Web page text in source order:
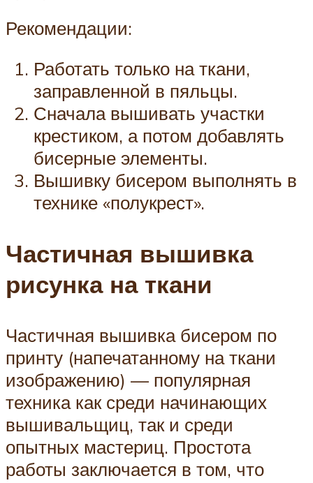
Рекомендации:
Работать только на ткани,
заправленной в пяльцы.
Сначала вышивать участки
крестиком, а потом добавлять
бисерные элементы.
Вышивку бисером выполнять в
технике «полукрест».
Частичная вышивка
рисунка на ткани
Частичная вышивка бисером по
принту (напечатанному на ткани
изображению) — популярная
техника как среди начинающих
вышивальщиц, так и среди
опытных мастериц. Простота
работы заключается в том, что